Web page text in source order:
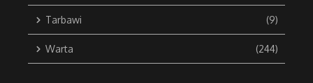
Tarbawi (9)
Warta (244)